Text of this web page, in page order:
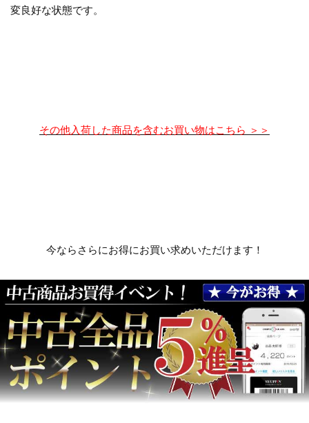
変良好な状態です。
その他入荷した商品を含むお買い物はこちら ＞＞
今ならさらにお得にお買い求めいただけます！